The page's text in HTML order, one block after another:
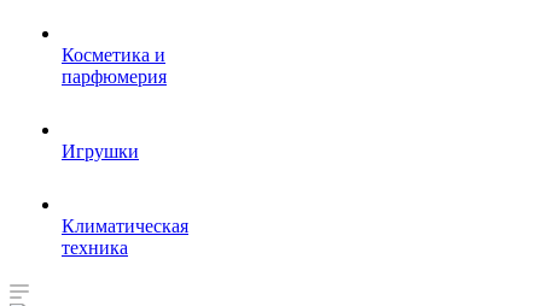
Косметика и
парфюмерия
Игрушки
Климатическая
техника